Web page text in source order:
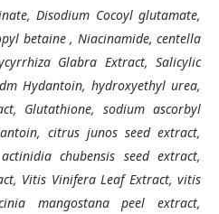
Disodium Cocoyl glutamate,
betaine , Niacinamide, centella
Glabra Extract, Salicylic
Hydantoin, hydroxyethyl urea,
Glutathione, sodium ascorbyl
citrus junos seed extract,
chubensis seed extract,
Vitis Vinifera Leaf Extract, vitis
mangostana peel extract,